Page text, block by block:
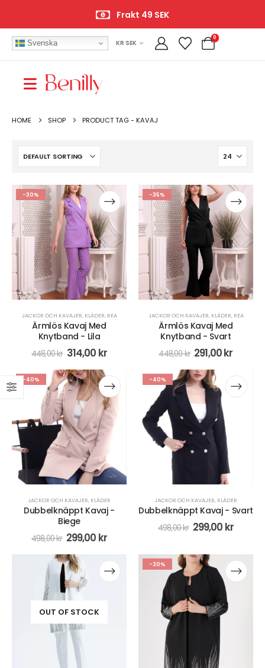
Frakt 49 SEK
Svenska KR SEK
0
HOME SHOP PRODUCT TAG - KAVAJ
-30%
JACKOR OCH KAVAJER, KLÄDER, REA
Ärmlös Kavaj Med
Knytband - Lila
448,00kr 314,00 kr
-35%
JACKOR OCH KAVAJER, KLÄDER, REA
Ärmlös Kavaj Med
Knytband - Svart
448,00kr 291,00kr
-40%
JACKOR OCH KAVAJER, KLÄDER
Dubbelknäppt Kavaj -
Biege
498,00kr 299,00 kr
-40%
JACKOR OCH KAVAJER, KLÄDER
Dubbelknäppt Kavaj - Svart
498,00kr 299,00 kr
OUT OF STOCK
-20%